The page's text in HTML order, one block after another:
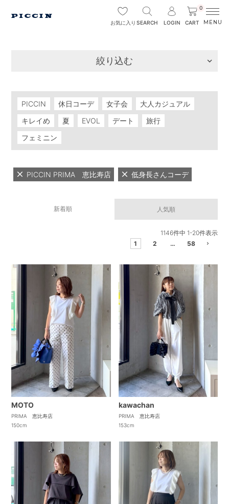
お気に入り SEARCH LOGIN
0
CART
絞り込む
PICCIN 休日コーデ 女子会
大人カジュアル
キレイめ
夏 EVOL デート
旅行
フェミニン
PICCIN PRIMA 恵比寿店 低身長さんコーデ
新着順 人気順
1146件中 1-20件表示
1
2 … 58
MOTO
PRIMA 恵比寿店
150cm
kawachan
PRIMA 恵比寿店
153cm